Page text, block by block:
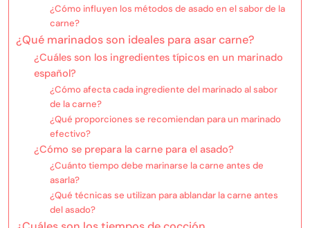
¿Cómo influyen los métodos de asado en el sabor de la
carne?
¿Qué marinados son ideales para asar carne?
¿Cuáles son los ingredientes típicos en un marinado
español?
¿Cómo afecta cada ingrediente del marinado al sabor
de la carne?
¿Qué proporciones se recomiendan para un marinado
efectivo?
¿Cómo se prepara la carne para el asado?
¿Cuánto tiempo debe marinarse la carne antes de
asarla?
¿Qué técnicas se utilizan para ablandar la carne antes
del asado?